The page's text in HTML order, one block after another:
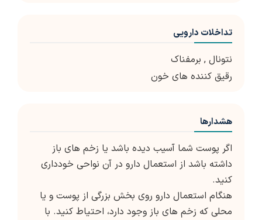
تداخلات دارویی
نتونال , برمفناک
رقیق کننده های خون
هشدارها
اگر پوست شما آسیب دیده باشد یا زخم های باز
داشته باشد از استعمال دارو در آن نواحی خودداری
کنید.
هنگام استعمال دارو روی بخش بزرگی از پوست و یا
محلی که زخم های باز وجود دارد، احتیاط کنید. با